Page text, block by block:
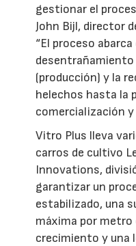
gestionar el
John Bijl, director
“El proceso abarca
(producción) y la
helechos hasta la
comercialización y
Vitro Plus lleva
carros de cultivo
Innovations,
garantizar un
estabilizado, una
máxima por metro
crecimiento y una